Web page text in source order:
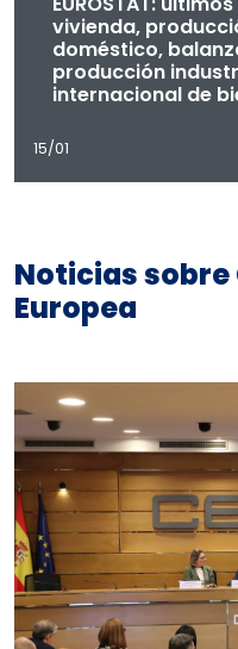
vivienda,
doméstico,
producción
internacional de
15/01
Noticias sobre
Europea